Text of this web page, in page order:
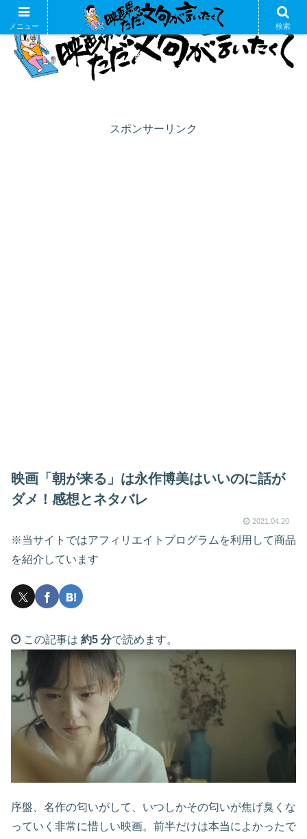
スポンサーリンク
映画「朝が来る」は永作博美はいいのに話が
ダメ！感想とネタバレ
2021.04.20
※当サイトではアフィリエイトプログラムを利用して商品
を紹介しています
この記事は 約5 分で読めます。
序盤、名作の匂いがして、いつしかその匂いが焦げ臭くな
っていく非常に惜しい映画。前半だけは本当によかったで
メニュー 検索